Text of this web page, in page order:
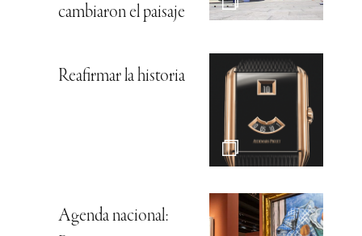
cambiaron el paisaje
Reafirmar la historia
Agenda nacional: